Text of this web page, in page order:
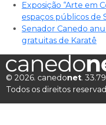
Exposição “Arte em
espaços públicos de
Senador Canedo
gratuitas de Karatê
© 2026. canedonet.
Todos os direitos